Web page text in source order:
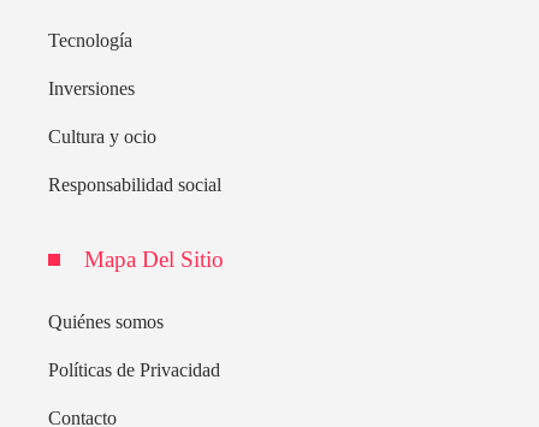
Tecnología
Inversiones
Cultura y ocio
Responsabilidad social
Mapa Del Sitio
Quiénes somos
Políticas de Privacidad
Contacto